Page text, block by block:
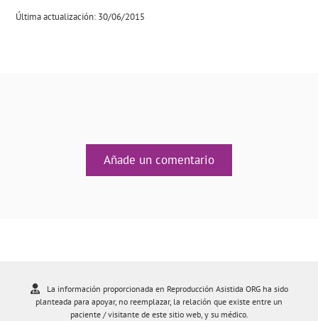
Última actualización: 30/06/2015
Añade un comentario
La información proporcionada en Reproducción Asistida ORG ha sido
planteada para apoyar, no reemplazar, la relación que existe entre un
paciente / visitante de este sitio web, y su médico.